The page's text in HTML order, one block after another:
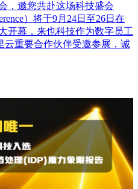
，邀您共赴这场科技盛会
）将于9月24日至26日在
开幕，来也科技作为数字员工
云重要合作伙伴受邀参展，诚